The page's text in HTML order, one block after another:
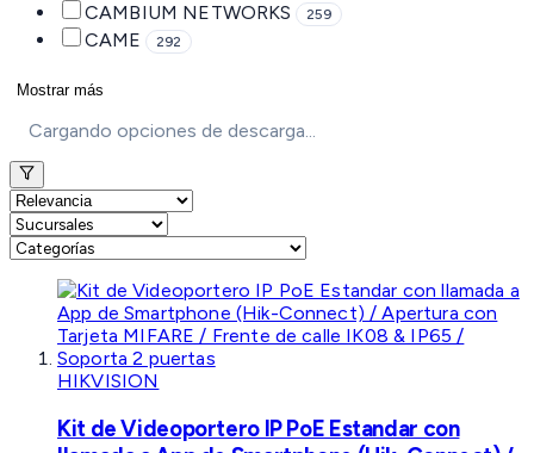
CAMBIUM NETWORKS 259
CAME 292
Mostrar más
Cargando opciones de descarga...
HIKVISION
Kit de Videoportero IP PoE Estandar con